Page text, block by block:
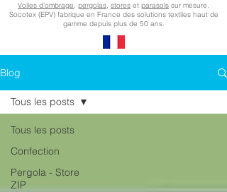
Voiles d’ombrage, pergolas, stores et parasols sur mesure.
Socotex (EPV) fabrique en France des solutions textiles haut de
gamme depuis plus de 50 ans.
Blog
Tous les posts
Confection
Pergola - Store
ZIP
Tous les posts